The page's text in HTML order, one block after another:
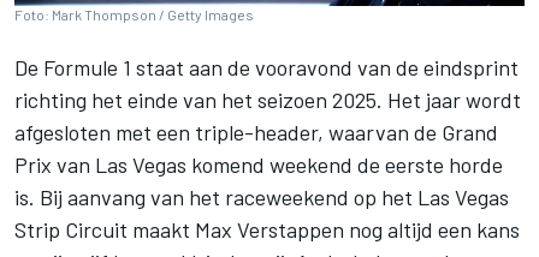
Foto: Mark Thompson / Getty Images
De Formule 1 staat aan de vooravond van de eindsprint
richting het einde van het seizoen 2025. Het jaar wordt
afgesloten met een triple-header, waarvan de Grand
Prix van Las Vegas komend weekend de eerste horde
is. Bij aanvang van het raceweekend op het Las Vegas
Strip Circuit maakt Max Verstappen nog altijd een kans